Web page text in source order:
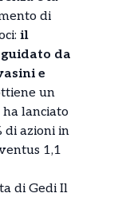
di
il
da
e
un
lanciato
di azioni in
1,1
di Gedi Il